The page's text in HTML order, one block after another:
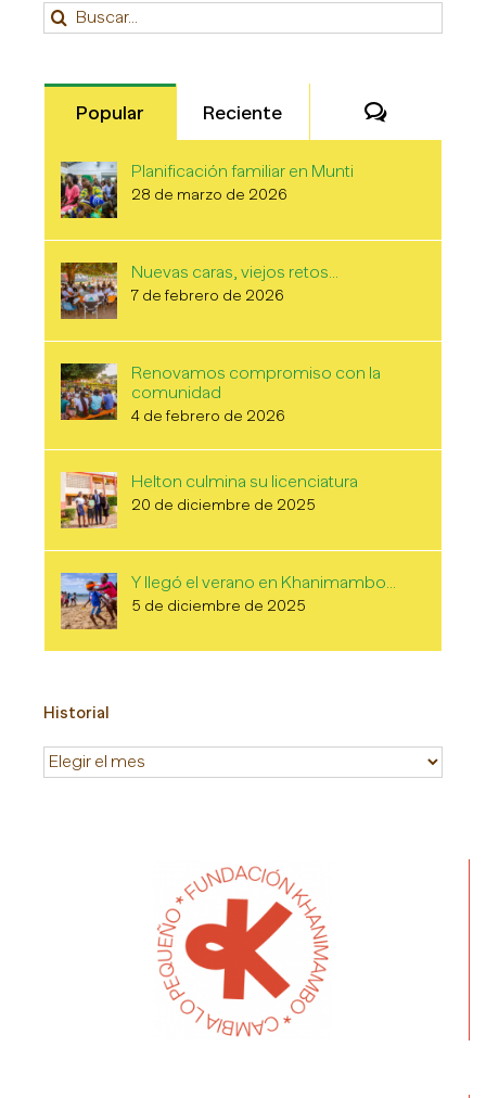
Buscar:
Popular Reciente
Planificación familiar en Munti
28 de marzo de 2026
Nuevas caras, viejos retos…
7 de febrero de 2026
Renovamos compromiso con la
comunidad
4 de febrero de 2026
Helton culmina su licenciatura
20 de diciembre de 2025
Y llegó el verano en Khanimambo…
5 de diciembre de 2025
Historial
Historial